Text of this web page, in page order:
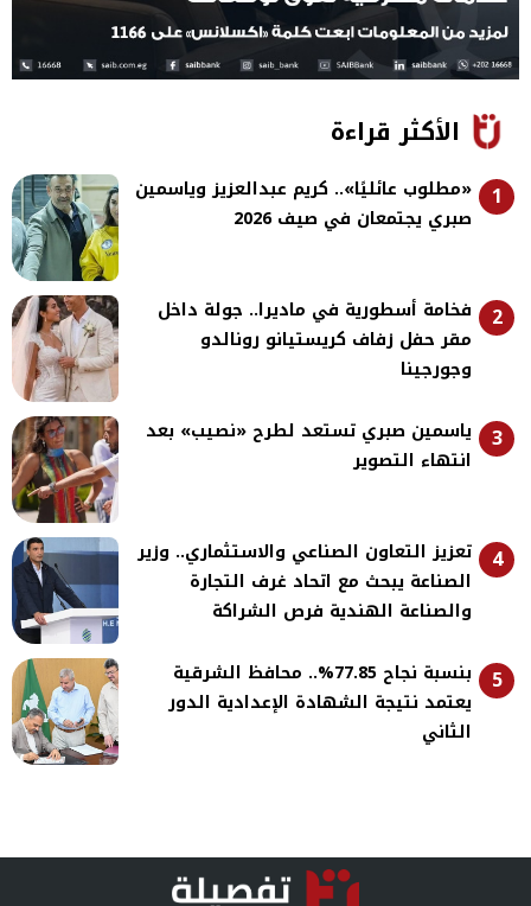
الأكثر قراءة
1
«مطلوب عائليًا».. كريم عبدالعزيز وياسمين
صبري يجتمعان في صيف 2026
2
فخامة أسطورية في ماديرا.. جولة داخل
مقر حفل زفاف كريستيانو رونالدو
وجورجينا
3
ياسمين صبري تستعد لطرح «نصيب» بعد
انتهاء التصوير
4
تعزيز التعاون الصناعي والاستثماري.. وزير
الصناعة يبحث مع اتحاد غرف التجارة
والصناعة الهندية فرص الشراكة
5
بنسبة نجاح 77.85%.. محافظ الشرقية
يعتمد نتيجة الشهادة الإعدادية الدور
الثاني